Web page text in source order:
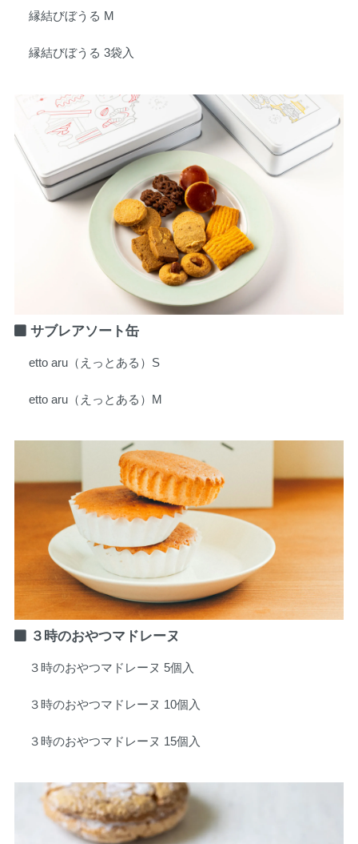
縁結びぼうる M
縁結びぼうる 3袋入
サブレアソート缶
etto aru（えっとある）S
etto aru（えっとある）M
３時のおやつマドレーヌ
３時のおやつマドレーヌ 5個入
３時のおやつマドレーヌ 10個入
３時のおやつマドレーヌ 15個入